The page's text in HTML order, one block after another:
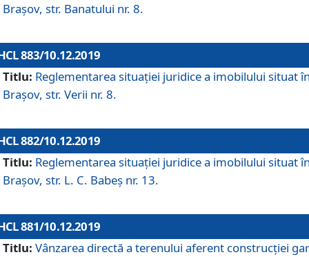
Brașov, str. Banatului nr. 8.
883/10.12.2019
Titlu: Reglementarea situației juridice a imobilului situat
Brașov, str. Verii nr. 8.
882/10.12.2019
Titlu: Reglementarea situației juridice a imobilului situat
Brașov, str. L. C. Babeș nr. 13.
881/10.12.2019
Titlu: Vânzarea directă a terenului aferent construcției